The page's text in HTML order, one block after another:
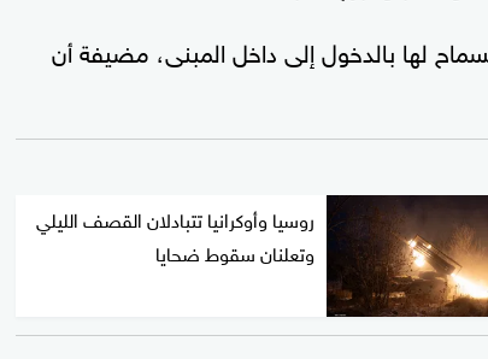
لها بالدخول إلى داخل المبنى، مضيفة أن
روسيا وأوكرانيا تتبادلان القصف الليلي
وتعلنان سقوط ضحايا